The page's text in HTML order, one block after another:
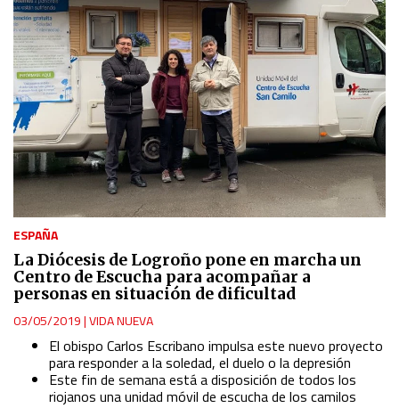
ESPAÑA
La Diócesis de Logroño pone en marcha un
Centro de Escucha para acompañar a
personas en situación de dificultad
03/05/2019|VIDA NUEVA
El obispo Carlos Escribano impulsa este nuevo proyecto
para responder a la soledad, el duelo o la depresión
Este fin de semana está a disposición de todos los
riojanos una unidad móvil de escucha de los camilos